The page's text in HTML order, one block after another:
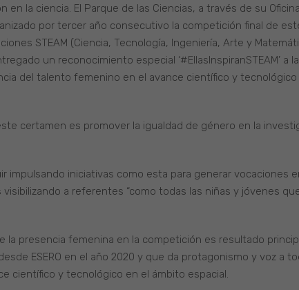
la ciencia. El Parque de las Ciencias, a través de su
por tercer año consecutivo la competición final de
STEAM (Ciencia, Tecnología, Ingeniería, Arte y
un reconocimiento especial ‘#EllasInspiranSTEAM’ a
del talento femenino en el avance científico y
certamen es promover la igualdad de género en la
impulsando iniciativas como esta para generar vocaciones
a referentes “como todas las niñas y jóvenes
presencia femenina en la competición es resultado
ESERO en el año 2020 y que da protagonismo y voz a
científico y tecnológico en el ámbito espacial.